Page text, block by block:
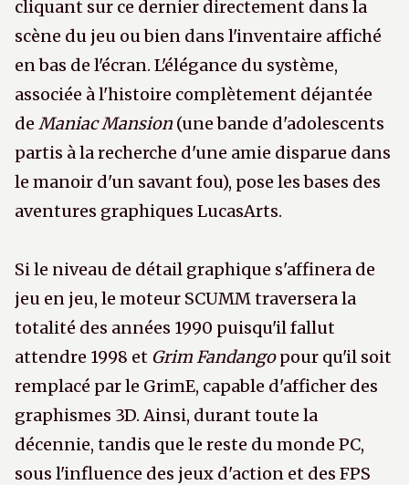
cliquant sur ce dernier directement dans la
scène du jeu ou bien dans l'inventaire affiché
en bas de l'écran. L'élégance du système,
associée à l'histoire complètement déjantée
de Maniac Mansion (une bande d'adolescents
partis à la recherche d'une amie disparue dans
le manoir d'un savant fou), pose les bases des
aventures graphiques LucasArts.
Si le niveau de détail graphique s'affinera de
jeu en jeu, le moteur SCUMM traversera la
totalité des années 1990 puisqu'il fallut
attendre 1998 et Grim Fandangopour qu'il soit
remplacé par le GrimE, capable d'afficher des
graphismes 3D. Ainsi, durant toute la
décennie, tandis que le reste du monde PC,
sous l'influence des jeux d'action et des FPS